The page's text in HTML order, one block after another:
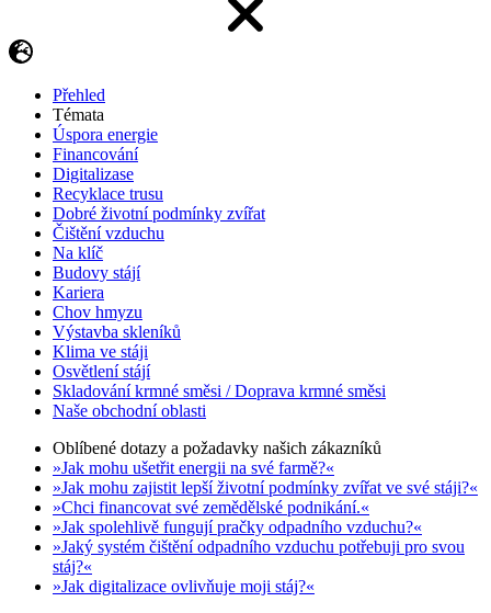
Přehled
Témata
Úspora energie
Financování
Digitalizase
Recyklace trusu
Dobré životní podmínky zvířat
Čištění vzduchu
Na klíč
Budovy stájí
Kariera
Chov hmyzu
Výstavba skleníků
Klima ve stáji
Osvětlení stájí
Skladování krmné směsi / Doprava krmné směsi
Naše obchodní oblasti
Oblíbené dotazy a požadavky našich zákazníků
»Jak mohu ušetřit energii na své farmě?«
»Jak mohu zajistit lepší životní podmínky zvířat ve své stáji?«
»Chci financovat své zemědělské podnikání.«
»Jak spolehlivě fungují pračky odpadního vzduchu?«
»Jaký systém čištění odpadního vzduchu potřebuji pro svou
stáj?«
»Jak digitalizace ovlivňuje moji stáj?«